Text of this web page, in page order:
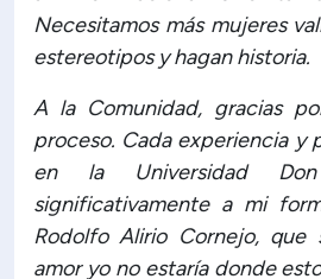
Necesitamos más mujeres
estereotipos y hagan historia.
A la Comunidad, gracias
proceso. Cada experiencia y
en la Universidad
significativamente a mi
Rodolfo Alirio Cornejo,
amor yo no estaría donde